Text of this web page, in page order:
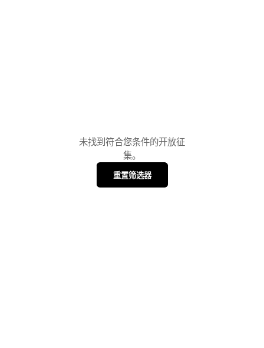
未找到符合您条件的开放征
集。
重置筛选器